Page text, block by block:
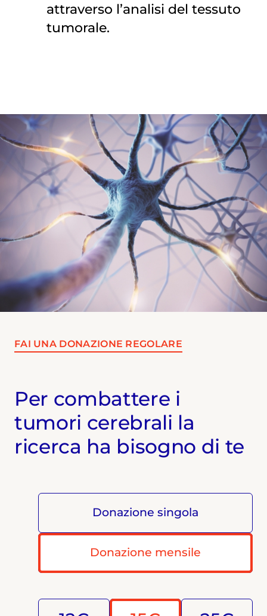
attraverso l’analisi del tessuto
tumorale.
FAI UNA DONAZIONE REGOLARE
Per combattere i
tumori cerebrali la
ricerca ha bisogno di te
Donazione singola
Donazione mensile